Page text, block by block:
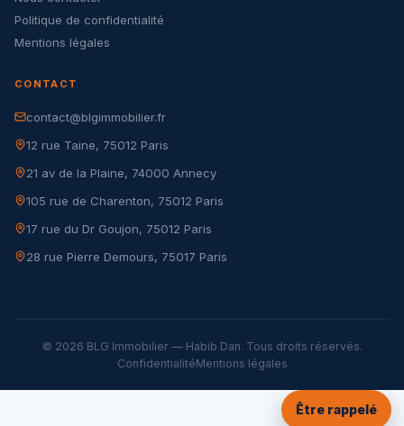
Politique de confidentialité
Mentions légales
CONTACT
contact@blgimmobilier.fr
12 rue Taine, 75012 Paris
21 av de la Plaine, 74000 Annecy
105 rue de Charenton, 75012 Paris
17 rue du Dr Goujon, 75012 Paris
28 rue Pierre Demours, 75017 Paris
© 2026 BLG Immobilier — Habib Dan. Tous droits réservés.
ConfidentialitéMentions légales
Être rappelé